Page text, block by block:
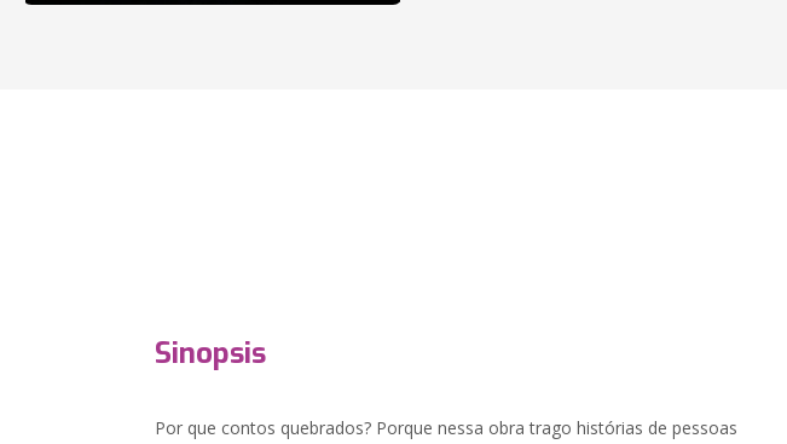
Sinopsis
Por que contos quebrados? Porque nessa obra trago histórias de pessoas